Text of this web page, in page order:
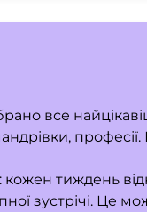
все
тиждень
зустрічі. Це